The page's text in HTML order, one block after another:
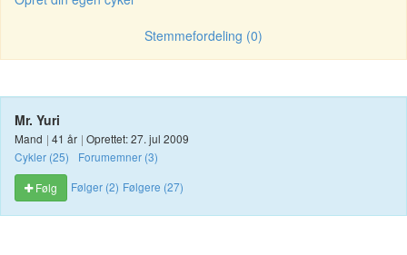
Stemmefordeling (0)
Mr. Yuri
Mand | 41 år | Oprettet: 27. jul 2009
Cykler (25)
Forumemner (3)
Følg
Følger (2) Følgere (27)